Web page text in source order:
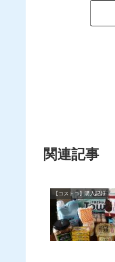
関連記事
【コストコ】購入記録